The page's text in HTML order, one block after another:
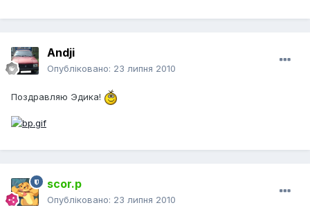
Andji
Опубліковано: 23 липня 2010
Поздравляю Эдика!
scor.p
Опубліковано: 23 липня 2010